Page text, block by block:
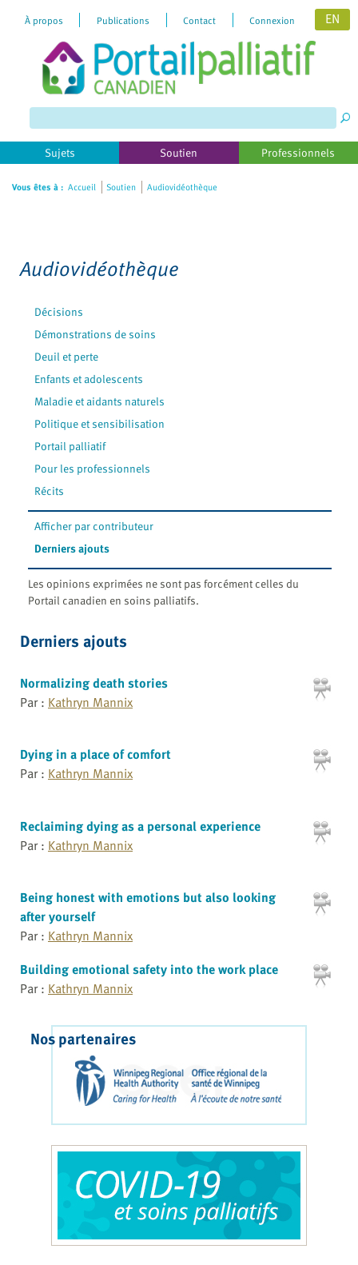
website
includes
an
accessibility
À propos Publications Contact Connexion EN
Sujets Soutien Professionnels
Vous êtes à : Accueil Soutien Audiovidéothèque
Audiovidéothèque
Décisions
Démonstrations de soins
Deuil et perte
Enfants et adolescents
Maladie et aidants naturels
Politique et sensibilisation
Portail palliatif
Pour les professionnels
Récits
Afficher par contributeur
Derniers ajouts
Les opinions exprimées ne sont pas forcément celles du
Portail canadien en soins palliatifs.
Derniers ajouts
Normalizing death stories
Par : Kathryn Mannix
Dying in a place of comfort
Par : Kathryn Mannix
Reclaiming dying as a personal experience
Par : Kathryn Mannix
Being honest with emotions but also looking
after yourself
Par : Kathryn Mannix
Building emotional safety into the work place
Par : Kathryn Mannix
Nos partenaires